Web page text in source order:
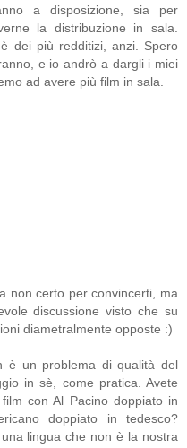
a disposizione, sia per
la distribuzione in sala.
dei più redditizi, anzi. Spero
e io andrò a dargli i miei
ad avere più film in sala.
non certo per convincerti, ma
discussione visto che su
diametralmente opposte :)
è un problema di qualità del
in sè, come pratica. Avete
con Al Pacino doppiato in
doppiato in tedesco?
lingua che non è la nostra